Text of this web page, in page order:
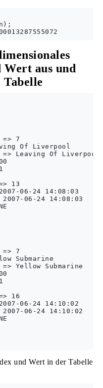
aus und
Tabelle
=> 7
Of Liverpool
=> Leaving Of
13
06-24 14:08:03
2007-06-24 14:08:03
=> 7
Submarine
=> Yellow Submarine
16
06-24 14:10:02
2007-06-24 14:10:02
und Wert in der Tabelle